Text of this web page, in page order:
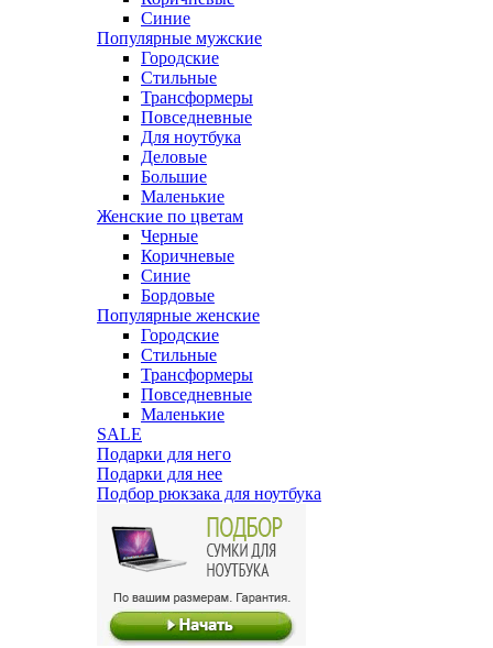
Синие
Популярные мужские
Городские
Стильные
Трансформеры
Повседневные
Для ноутбука
Деловые
Большие
Маленькие
Женские по цветам
Черные
Коричневые
Синие
Бордовые
Популярные женские
Городские
Стильные
Трансформеры
Повседневные
Маленькие
SALE
Подарки для него
Подарки для нее
Подбор рюкзака для ноутбука